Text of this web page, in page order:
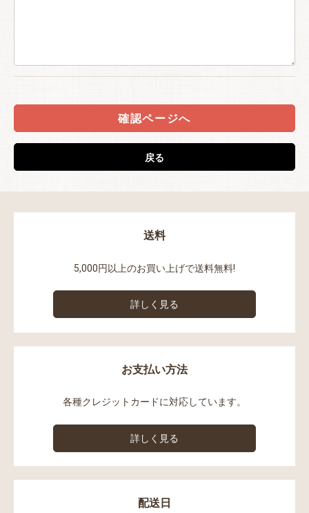
確認ページへ
戻る
送料
5,000円以上のお買い上げで送料無料!
詳しく見る
お支払い方法
各種クレジットカードに対応しています。
詳しく見る
配送日